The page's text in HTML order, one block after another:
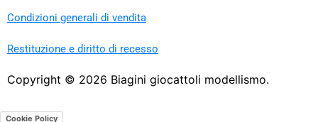
Condizioni generali di vendita
Restituzione e diritto di recesso
Copyright © 2026 Biagini giocattoli modellismo.
Cookie Policy